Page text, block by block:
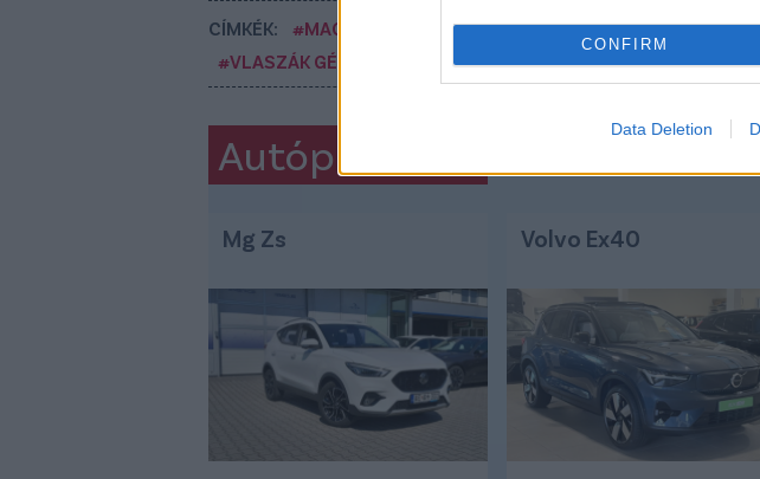
CONFIRM
Data Deletion
CÍMKÉK: #MAGYAR FOCI #NB I #ZALAEGERSZEG #SALLÓI
#VLASZÁK GÉZA
Autópiac
Mg Zs Volvo Ex40